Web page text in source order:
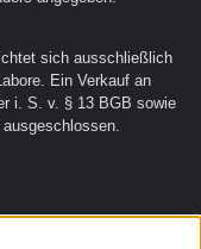
Versandkostenund ggf.